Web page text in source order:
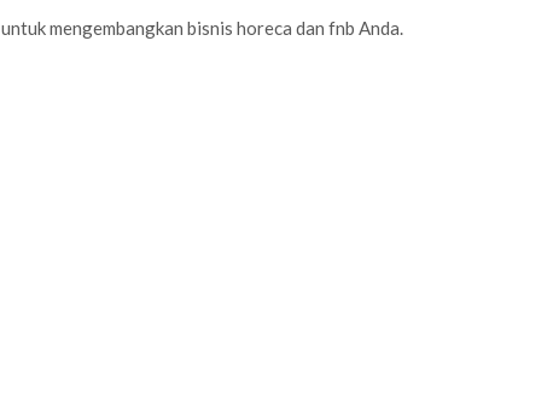
untuk mengembangkan bisnis horeca dan fnb Anda.